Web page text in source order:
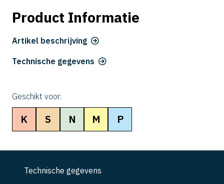
Product Informatie
Artikel beschrijving
Technische gegevens
Geschikt voor:
K S N M P
Technische gegevens